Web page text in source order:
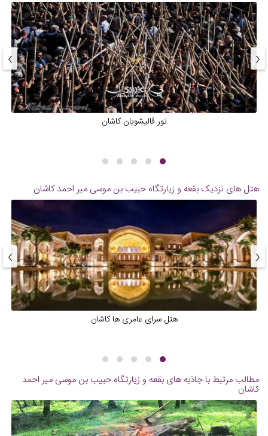
تور قالیشویان کاشان
‹
›
هتل های نزدیک بقعه و زیارتگاه حبیب بن موسی میر احمد کاشان
‌هتل سرای عامری ها کاشان
‹
›
مطالب مرتبط با جاذبه های بقعه و زیارتگاه حبیب بن موسی میر احمد
کاشان